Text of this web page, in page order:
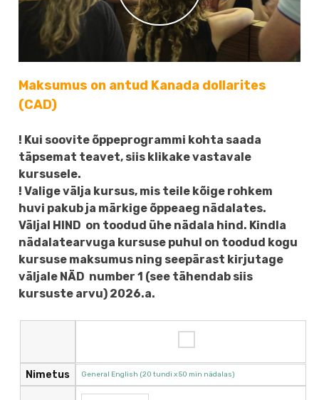
Maksumus on antud Kanada dollarites
(CAD)
! Kui soovite õppeprogrammi kohta saada
täpsemat teavet, siis klikake vastavale
kursusele.
! Valige välja kursus, mis teile kõige rohkem
huvi pakub ja märkige õppeaeg nädalates.
Väljal HIND on toodud ühe nädala hind. Kindla
nädalatearvuga kursuse puhul on toodud kogu
kursuse maksumus ning seepärast kirjutage
väljale NÄD number 1 (see tähendab siis
kursuste arvu) 2026.a.
Nimetus General English (20 tundi x 50 min nädalas)